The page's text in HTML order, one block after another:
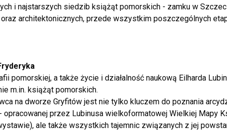
i najstarszych siedzib książąt pomorskich - zamku w
architektonicznych, przede wszystkim poszczególnych
pomorskiej, a także życie i działalność naukową Eilharda
m.in. książąt pomorskich.
na dworze Gryfitów jest nie tylko kluczem do poznania
przez Lubinusa wielkoformatowej Wielkiej Mapy
ale także wszystkich tajemnic związanych z jej